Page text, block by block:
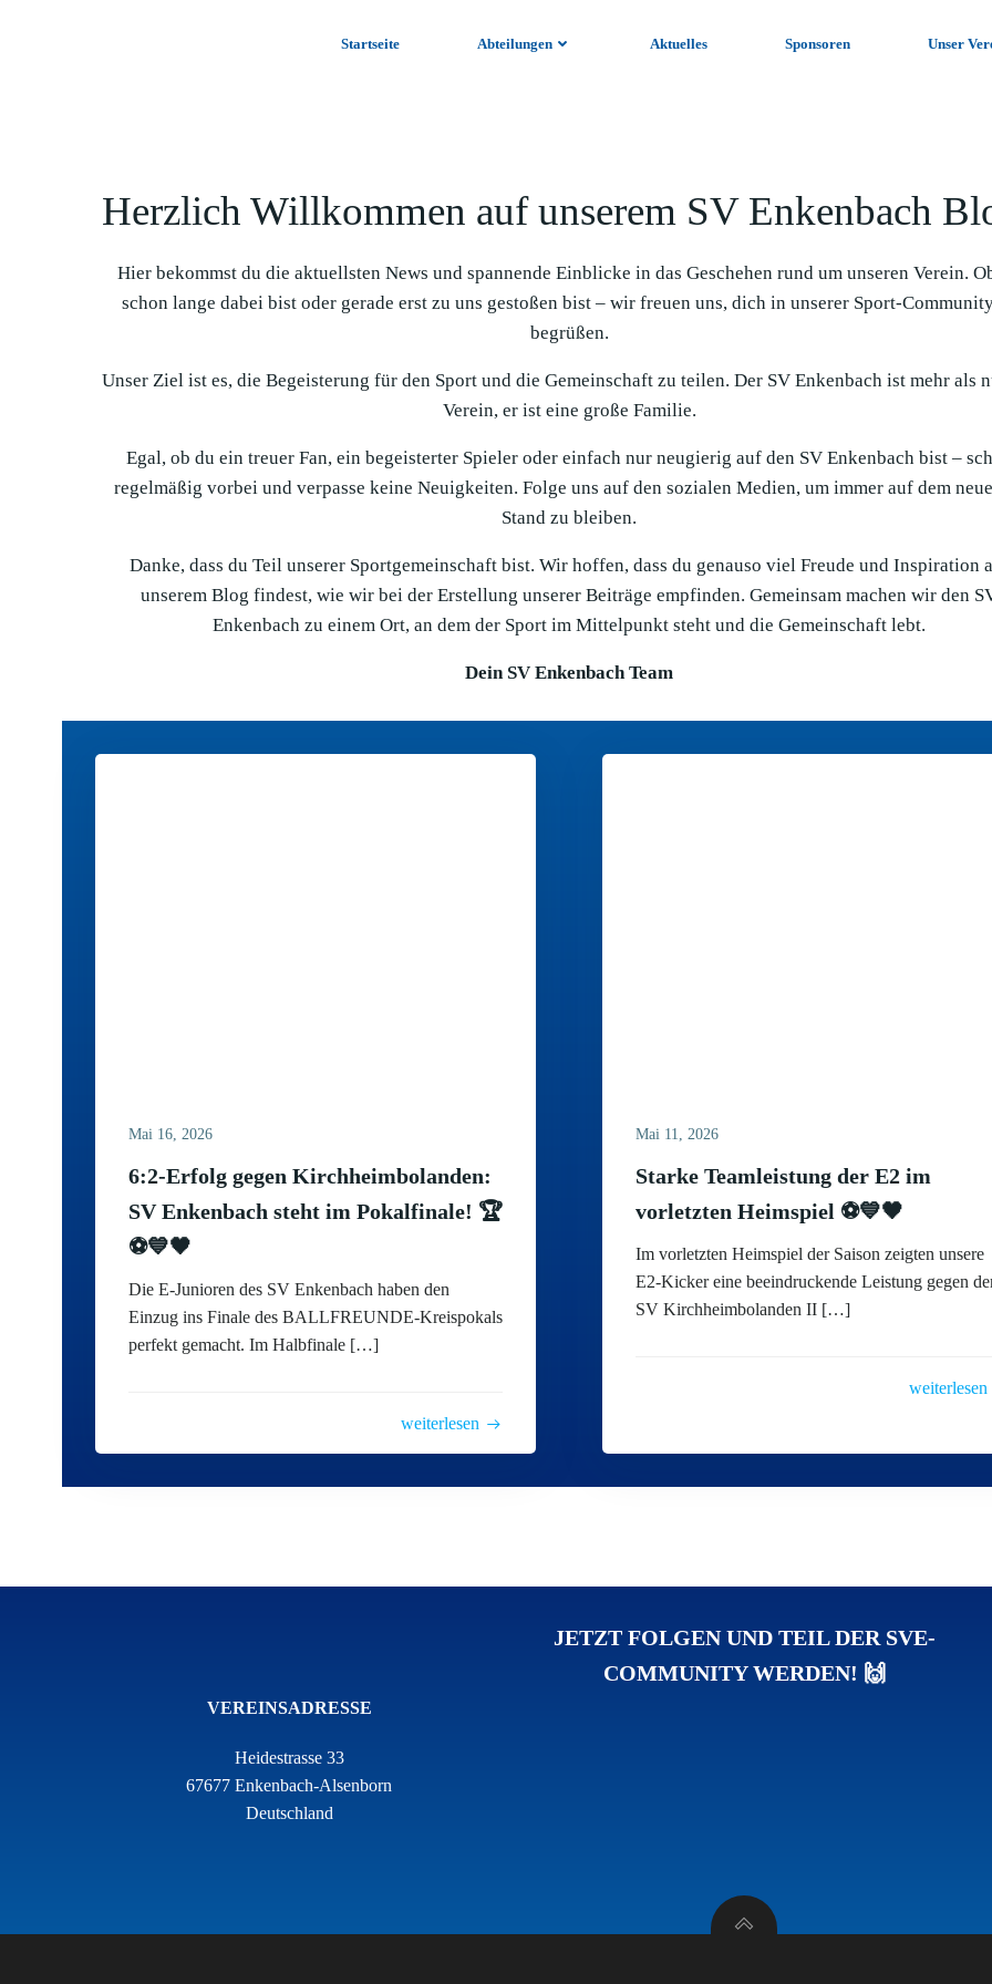
Startseite Abteilungen Aktuelles Sponsoren Unser
Herzlich Willkommen auf unserem SV Enkenbach
Hier bekommst du die aktuellsten News und spannende Einblicke in das Geschehen rund um unseren Verein.
schon lange dabei bist oder gerade erst zu uns gestoßen bist – wir freuen uns, dich in unserer Sport-
begrüßen.
Unser Ziel ist es, die Begeisterung für den Sport und die Gemeinschaft zu teilen. Der SV Enkenbach ist mehr als
Verein, er ist eine große Familie.
Egal, ob du ein treuer Fan, ein begeisterter Spieler oder einfach nur neugierig auf den SV Enkenbach bist –
regelmäßig vorbei und verpasse keine Neuigkeiten. Folge uns auf den sozialen Medien, um immer auf dem
Stand zu bleiben.
Danke, dass du Teil unserer Sportgemeinschaft bist. Wir hoffen, dass du genauso viel Freude und Inspiration
unserem Blog findest, wie wir bei der Erstellung unserer Beiträge empfinden. Gemeinsam machen wir den
Enkenbach zu einem Ort, an dem der Sport im Mittelpunkt steht und die Gemeinschaft lebt.
Dein SV Enkenbach Team
Mai 16, 2026
6:2-Erfolg gegen Kirchheimbolanden:
SV Enkenbach steht im Pokalfinale! 🏆
⚽💙🖤
Die E-Junioren des SV Enkenbach haben den
Einzug ins Finale des BALLFREUNDE-Kreispokals
perfekt gemacht. Im Halbfinale […]
weiterlesen
Mai 11, 2026
Starke Teamleistung der E2 im
vorletzten Heimspiel ⚽💙🖤
Im vorletzten Heimspiel der Saison zeigten unsere
E2-Kicker eine beeindruckende Leistung gegen
SV Kirchheimbolanden II […]
weiterlesen
VEREINSADRESSE
Heidestrasse 33
67677 Enkenbach-Alsenborn
Deutschland
JETZT FOLGEN UND TEIL DER SVE-
COMMUNITY WERDEN! 🙌